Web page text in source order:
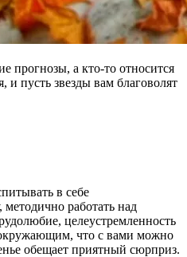
прогнозы, а кто-то относится
пусть звезды вам благоволят
в себе
работать над
целеустремленность
что с вами можно
обещает приятный сюрприз.